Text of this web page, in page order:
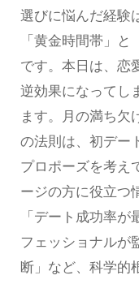
選びに悩んだ経験
「黄金時間帯」
です。本日は、恋
逆効果になってし
ます。月の満ち欠
の法則は、初デー
プロポーズを考え
ージの方に役立つ
「デート成功率
フェッショナルが
断」など、科学的